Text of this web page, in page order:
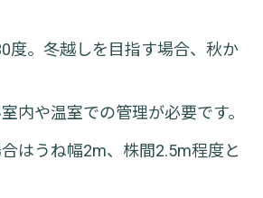
度。 冬越しを目指す場合、秋か
内や温室での管理が必要です。
はうね幅2m、株間2.5m程度と